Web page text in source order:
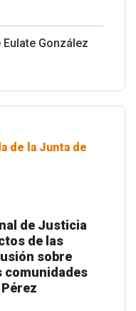
González
de la Junta de
de Justicia
de las
sobre
comunidades